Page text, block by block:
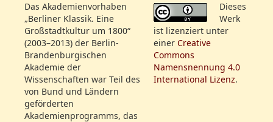
Das Akademienvorhaben
„Berliner Klassik. Eine
Großstadtkultur um 1800“
(2003–2013) der Berlin-
Brandenburgischen
Akademie der
Wissenschaften war Teil des
von Bund und Ländern
geförderten
Akademienprogramms, das
Dieses
Werk
ist lizenziert unter
einer Creative
Commons
Namensnennung 4.0
International Lizenz.